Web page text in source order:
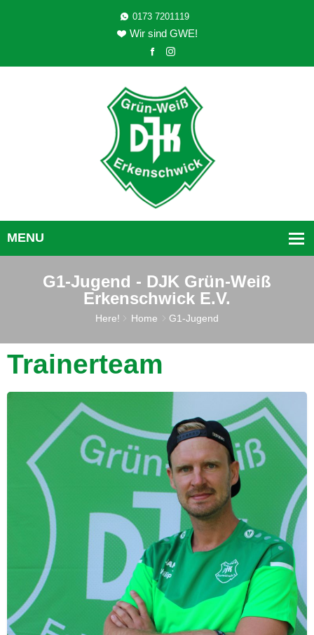
0173 7201119
Wir sind GWE!
G1-Jugend - DJK Grün-Weiß
Erkenschwick E.V.
Here! Home G1-Jugend
Trainerteam